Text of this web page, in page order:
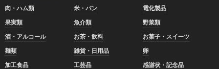
肉・ハム類 米・パン
電化製品
果実類
魚介類
野菜類
酒・アルコール
お茶・飲料
お菓子・スイーツ
麺類
雑貨・日用品
卵
加工食品
工芸品
感謝状・記念品